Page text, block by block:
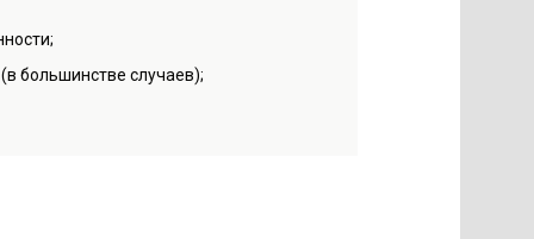
большинстве случаев);